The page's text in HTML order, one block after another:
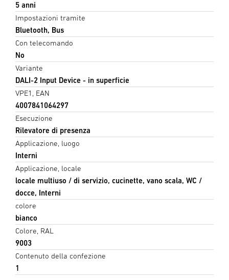
5 anni
Impostazioni tramite
Bluetooth, Bus
Con telecomando
No
Variante
DALI-2 Input Device - in superficie
VPE1, EAN
4007841064297
Esecuzione
Rilevatore di presenza
Applicazione, luogo
Interni
Applicazione, locale
locale multiuso / di servizio, cucinette, vano scala, WC /
docce, Interni
colore
bianco
Colore, RAL
9003
Contenuto della confezione
1